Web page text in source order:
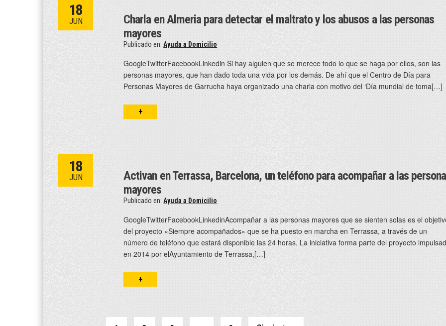
18
JUN
Charla en Almeria para detectar el maltrato y los abusos a las personas
mayores
Publicado en:Ayuda a Domicilio
GoogleTwitterFacebookLinkedin Si hay alguien que se merece todo lo que se haga por ellos, son las
personas mayores, que han dado toda una vida por los demás. De ahí que el Centro de Día para
Personas Mayores de Garrucha haya organizado una charla con motivo del ‘Día mundial de toma[…]
+
18
JUN
Activan en Terrassa, Barcelona, un teléfono para acompañar a las
mayores
Publicado en:Ayuda a Domicilio
GoogleTwitterFacebookLinkedinAcompañar a las personas mayores que se sienten solas es el
del proyecto «Siempre acompañados» que se ha puesto en marcha en Terrassa, a través de un
número de teléfono que estará disponible las 24 horas. La iniciativa forma parte del proyecto
en 2014 por elAyuntamiento de Terrassa,[…]
+